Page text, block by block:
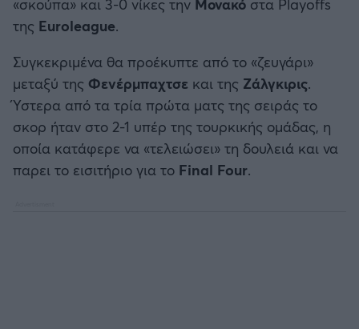
Παναιτωλικός
Καλαμάτα
Ηρακλής
Μπαρτσελόνα
της Euroleague.
Συγκεκριμένα θα προέκυπτε από το «ζευγάρι»
μεταξύ της Φενέρμπαχτσε και της Ζάλγκιρις.
Ύστερα από τα τρία πρώτα ματς της σειράς το
σκορ ήταν στο 2-1 υπέρ της τουρκικής ομάδας, η
οποία κατάφερε να «τελειώσει» τη δουλειά και να
παρει το εισιτήριο για το Final Four.